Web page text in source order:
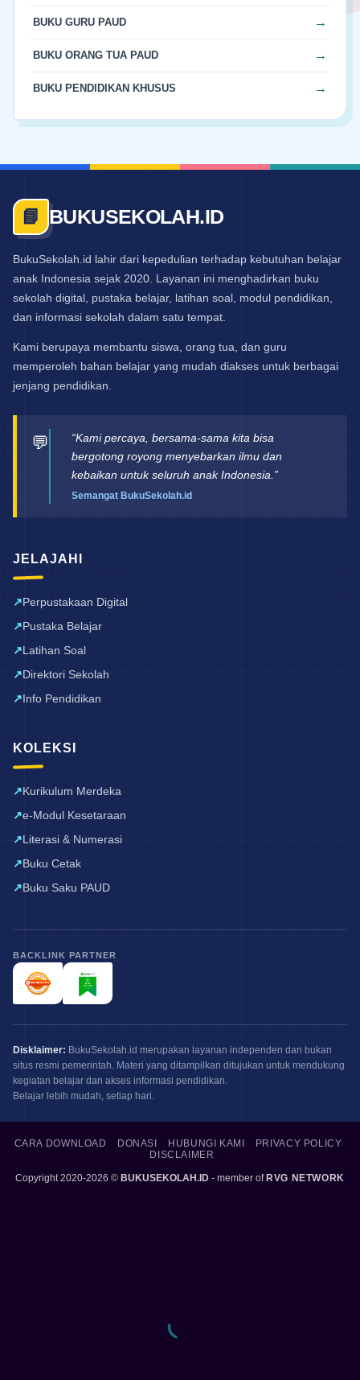
BUKU GURU PAUD
BUKU ORANG TUA PAUD
BUKU PENDIDIKAN KHUSUS
📘 BUKUSEKOLAH.ID
BukuSekolah.id lahir dari kepedulian terhadap kebutuhan belajar
anak Indonesia sejak 2020. Layanan ini menghadirkan buku
sekolah digital, pustaka belajar, latihan soal, modul pendidikan,
dan informasi sekolah dalam satu tempat.
Kami berupaya membantu siswa, orang tua, dan guru
memperoleh bahan belajar yang mudah diakses untuk berbagai
jenjang pendidikan.
💬
“Kami percaya, bersama-sama kita bisa
bergotong royong menyebarkan ilmu dan
kebaikan untuk seluruh anak Indonesia.”
Semangat BukuSekolah.id
JELAJAHI
Perpustakaan Digital
Pustaka Belajar
Latihan Soal
Direktori Sekolah
Info Pendidikan
KOLEKSI
Kurikulum Merdeka
e-Modul Kesetaraan
Literasi & Numerasi
Buku Cetak
Buku Saku PAUD
BACKLINK PARTNER
Disklaimer: BukuSekolah.id merupakan layanan independen dan bukan
situs resmi pemerintah. Materi yang ditampilkan ditujukan untuk mendukung
kegiatan belajar dan akses informasi pendidikan.
Belajar lebih mudah, setiap hari.
CARA DOWNLOAD DONASI HUBUNGI KAMI
PRIVACY POLICY
DISCLAIMER
Copyright 2020-2026 © BUKUSEKOLAH.ID - member of RVG NETWORK